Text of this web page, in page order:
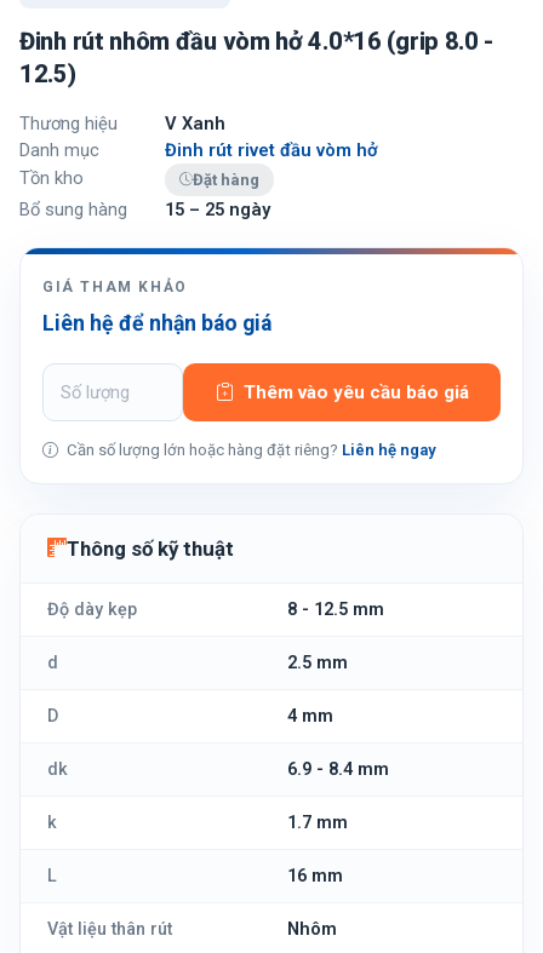
Đinh rút nhôm đầu vòm hở 4.0*16 (grip 8.0 -
12.5)
Thương hiệu
V Xanh
Danh mục
Đinh rút rivet đầu vòm hở
Tồn kho
Đặt hàng
Bổ sung hàng 15 – 25 ngày
GIÁ THAM KHẢO
Liên hệ để nhận báo giá
Thêm vào yêu cầu báo giá
Cần số lượng lớn hoặc hàng đặt riêng? Liên hệ ngay
Thông số kỹ thuật
Độ dày kẹp 8 - 12.5 mm
d 2.5 mm
D 4 mm
dk 6.9 - 8.4 mm
k 1.7 mm
L 16 mm
Vật liệu thân rút Nhôm